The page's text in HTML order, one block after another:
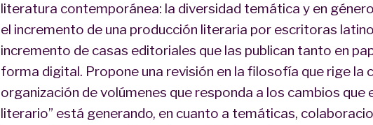
literatura contemporánea: la diversidad temática y en
el incremento de una producción literaria por escritoras
incremento de casas editoriales que las publican tanto en
forma digital. Propone una revisión en la filosofía que rige la
organización de volúmenes que responda a los cambios que
literario” está generando, en cuanto a temáticas,